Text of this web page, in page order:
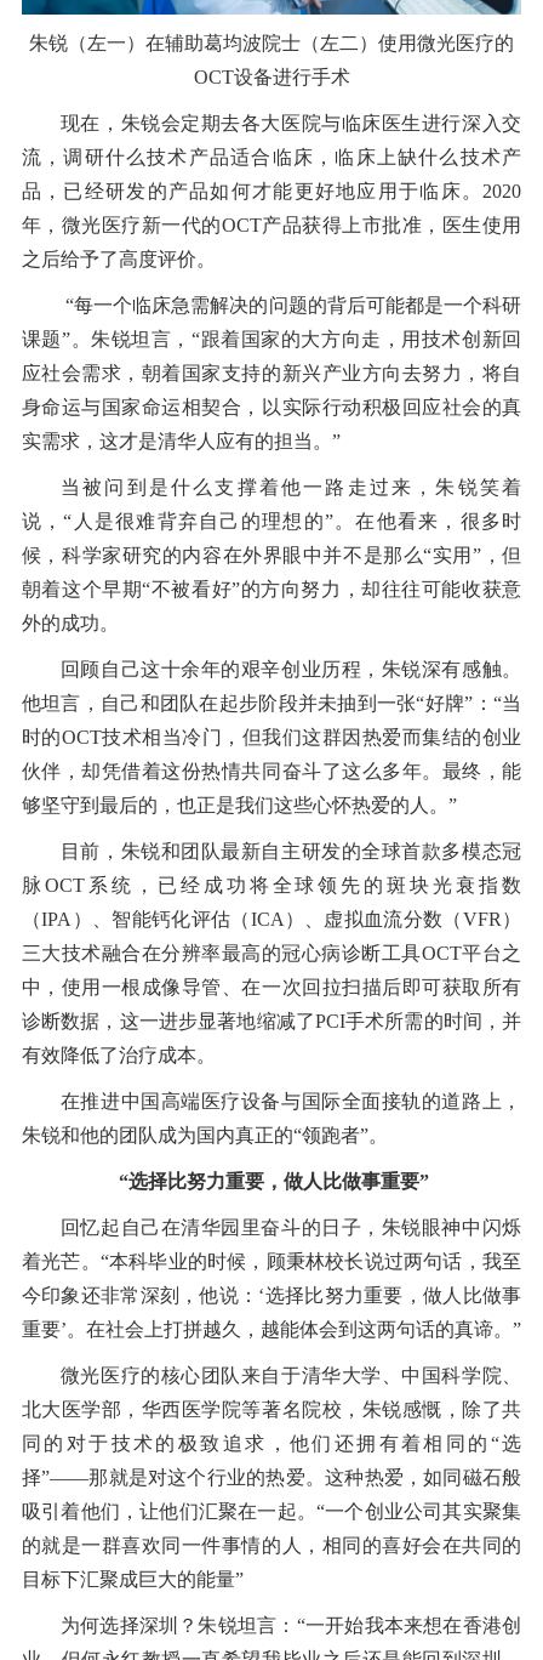
朱锐（左一）在辅助葛均波院士（左二）使用微光医疗的
OCT设备进行手术
现在，朱锐会定期去各大医院与临床医生进行深入交
流，调研什么技术产品适合临床，临床上缺什么技术产
品，已经研发的产品如何才能更好地应用于临床。2020
年，微光医疗新一代的OCT产品获得上市批准，医生使用
之后给予了高度评价。
“每一个临床急需解决的问题的背后可能都是一个科研
课题”。朱锐坦言，“跟着国家的大方向走，用技术创新回
应社会需求，朝着国家支持的新兴产业方向去努力，将自
身命运与国家命运相契合，以实际行动积极回应社会的真
实需求，这才是清华人应有的担当。”
当被问到是什么支撑着他一路走过来，朱锐笑着
说，“人是很难背弃自己的理想的”。在他看来，很多时
候，科学家研究的内容在外界眼中并不是那么“实用”，但
朝着这个早期“不被看好”的方向努力，却往往可能收获意
外的成功。
回顾自己这十余年的艰辛创业历程，朱锐深有感触。
他坦言，自己和团队在起步阶段并未抽到一张“好牌”：“当
时的OCT技术相当冷门，但我们这群因热爱而集结的创业
伙伴，却凭借着这份热情共同奋斗了这么多年。最终，能
够坚守到最后的，也正是我们这些心怀热爱的人。”
目前，朱锐和团队最新自主研发的全球首款多模态冠
脉OCT系统，已经成功将全球领先的斑块光衰指数
（IPA）、智能钙化评估（ICA）、虚拟血流分数（VFR）
三大技术融合在分辨率最高的冠心病诊断工具OCT平台之
中，使用一根成像导管、在一次回拉扫描后即可获取所有
诊断数据，这一进步显著地缩减了PCI手术所需的时间，并
有效降低了治疗成本。
在推进中国高端医疗设备与国际全面接轨的道路上，
朱锐和他的团队成为国内真正的“领跑者”。
“选择比努力重要，做人比做事重要”
回忆起自己在清华园里奋斗的日子，朱锐眼神中闪烁
着光芒。“本科毕业的时候，顾秉林校长说过两句话，我至
今印象还非常深刻，他说：‘选择比努力重要，做人比做事
重要’。在社会上打拼越久，越能体会到这两句话的真谛。”
微光医疗的核心团队来自于清华大学、中国科学院、
北大医学部，华西医学院等著名院校，朱锐感慨，除了共
同的对于技术的极致追求，他们还拥有着相同的“选
择”——那就是对这个行业的热爱。这种热爱，如同磁石般
吸引着他们，让他们汇聚在一起。“一个创业公司其实聚集
的就是一群喜欢同一件事情的人，相同的喜好会在共同的
目标下汇聚成巨大的能量”
为何选择深圳？朱锐坦言：“一开始我本来想在香港创